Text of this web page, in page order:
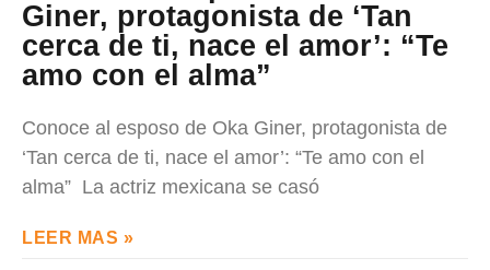
Giner, protagonista de ‘Tan
cerca de ti, nace el amor’: “Te
amo con el alma”
Conoce al esposo de Oka Giner, protagonista de
‘Tan cerca de ti, nace el amor’: “Te amo con el
alma” La actriz mexicana se casó
LEER MAS »